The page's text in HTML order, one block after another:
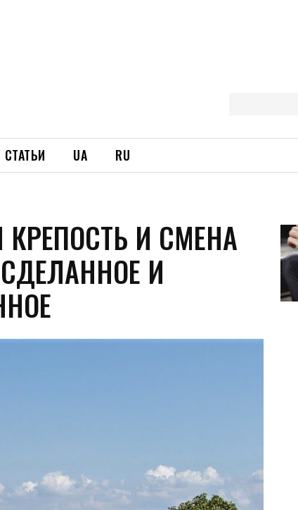
СТАТЬИ UA RU
И СМЕНА
И